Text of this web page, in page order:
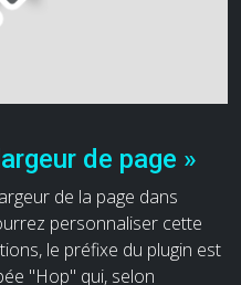
de page »
de la page dans
personnaliser cette
le préfixe du plugin est
"Hop" qui, selon